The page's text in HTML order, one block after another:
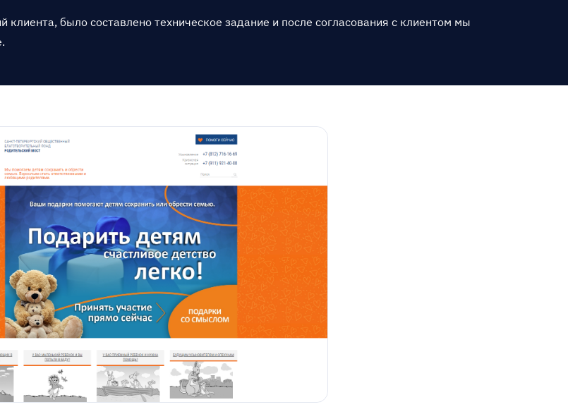
клиента, было составлено техническое задание и после согласования с клиентом мы